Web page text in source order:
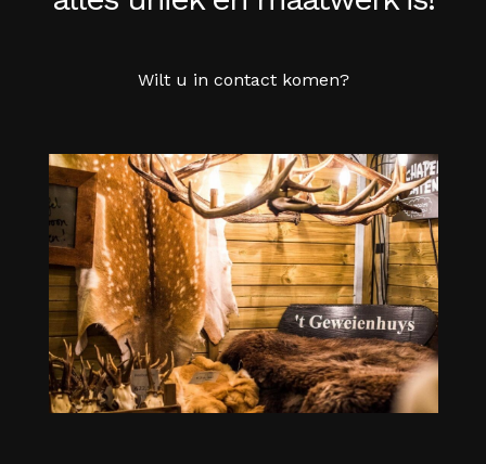
Wilt u in contact komen?